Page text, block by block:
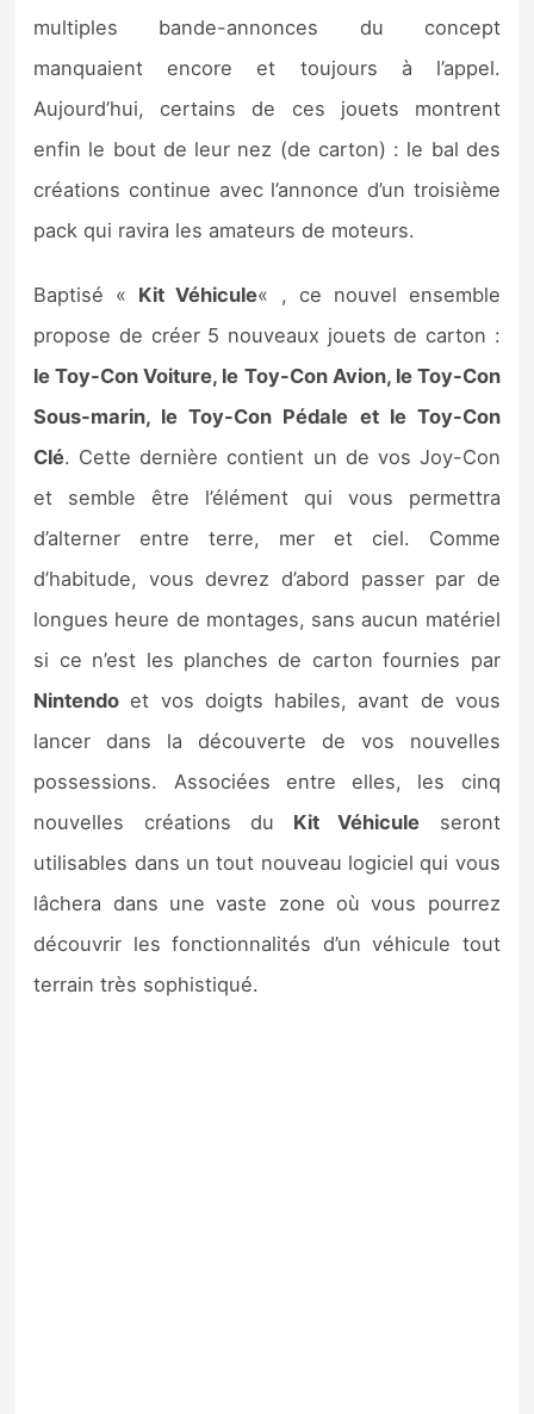
Précommandes jeux Switch 2
Sorties de jeux
Bons plans
Guides
multiples bande-annonces du concept
manquaient encore et toujours à l’appel.
Aujourd’hui, certains de ces jouets montrent
enfin le bout de leur nez (de carton) : le bal des
créations continue avec l’annonce d’un troisième
pack qui ravira les amateurs de moteurs.
Baptisé « Kit Véhicule« , ce nouvel ensemble
propose de créer 5 nouveaux jouets de carton :
le Toy-Con Voiture, le Toy-Con Avion, le Toy-Con
Sous-marin, le Toy-Con Pédale et le Toy-Con
Clé. Cette dernière contient un de vos Joy-Con
et semble être l’élément qui vous permettra
d’alterner entre terre, mer et ciel. Comme
d’habitude, vous devrez d’abord passer par de
longues heure de montages, sans aucun matériel
si ce n’est les planches de carton fournies par
Nintendo et vos doigts habiles, avant de vous
lancer dans la découverte de vos nouvelles
possessions. Associées entre elles, les cinq
nouvelles créations du Kit Véhicule seront
utilisables dans un tout nouveau logiciel qui vous
lâchera dans une vaste zone où vous pourrez
découvrir les fonctionnalités d’un véhicule tout
terrain très sophistiqué.